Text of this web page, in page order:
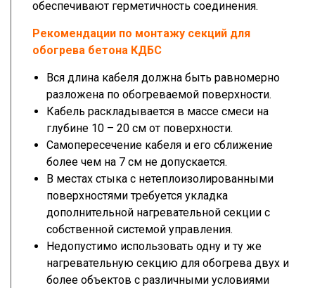
обеспечивают герметичность соединения.
Рекомендации по монтажу секций для
обогрева бетона КДБС
Вся длина кабеля должна быть равномерно
разложена по обогреваемой поверхности.
Кабель раскладывается в массе смеси на
глубине 10 – 20 см от поверхности.
Самопересечение кабеля и его сближение
более чем на 7 см не допускается.
В местах стыка с нетеплоизолированными
поверхностями требуется укладка
дополнительной нагревательной секции с
собственной системой управления.
Недопустимо использовать одну и ту же
нагревательную секцию для обогрева двух и
более объектов с различными условиями